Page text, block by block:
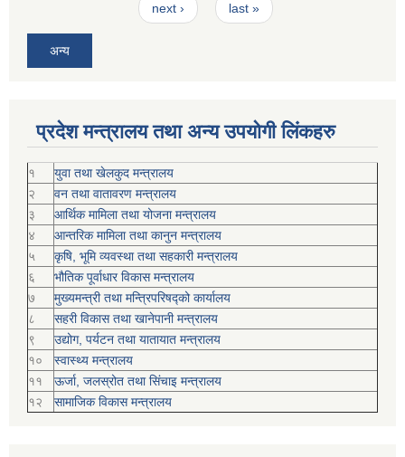
next › last »
अन्य
प्रदेश मन्त्रालय तथा अन्य उपयोगी लिंकहरु
१
युवा तथा खेलकुद मन्त्रालय
२
वन तथा वातावरण मन्त्रालय
३
आर्थिक मामिला तथा योजना मन्त्रालय
४
आन्तरिक मामिला तथा कानुन मन्त्रालय
५
कृषि, भूमि व्यवस्था तथा सहकारी मन्त्रालय
६
भौतिक पूर्वाधार विकास मन्त्रालय
७
मुख्यमन्त्री तथा मन्त्रिपरिषद्को कार्यालय
८
सहरी विकास तथा खानेपानी मन्त्रालय
९
उद्योग, पर्यटन तथा यातायात मन्त्रालय
१०
स्वास्थ्य मन्त्रालय
११
ऊर्जा, जलस्रोत तथा सिंचाइ मन्त्रालय
१२
सामाजिक विकास मन्‍‍त्रालय